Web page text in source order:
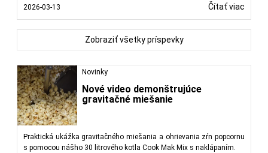
Novinky
Nové video demonštrujúce
gravitačné miešanie
Praktická ukážka gravitačného miešania a ohrievania zŕn popcornu
s pomocou nášho 30 litrového kotla Cook Mak Mix s naklápaním.
2026-03-13
Čítať viac
Zobraziť všetky príspevky